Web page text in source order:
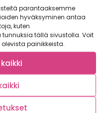
parantaaksemme
hyväksyminen antaa
kuten
tällä sivustolla. Voit
painikkeista.
syntyy maistuva
osaksi omaa ruonlaittoa
kokeilla rohkeasti!
saatavuus ja
herkkujuuresta
Viljely sopii
tälle hienolla
lautasillamme.